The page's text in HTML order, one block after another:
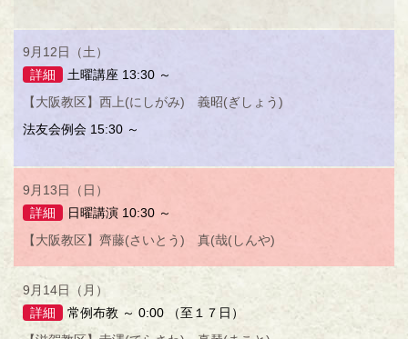
9月12日（土）
詳細
土曜講座 13:30 ～
【大阪教区】西上(にしがみ) 義昭(ぎしょう)
法友会例会 15:30 ～
9月13日（日）
詳細
日曜講演 10:30 ～
【大阪教区】齊藤(さいとう) 真(哉(しんや)
9月14日（月）
詳細
常例布教 ～ 0:00 （至１７日）